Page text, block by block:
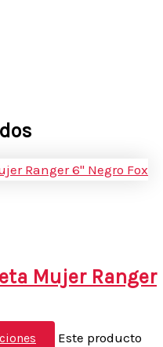
Mujer Ranger
Este producto